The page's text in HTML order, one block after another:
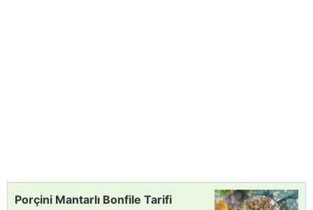
Porçini Mantarlı Bonfile Tarifi